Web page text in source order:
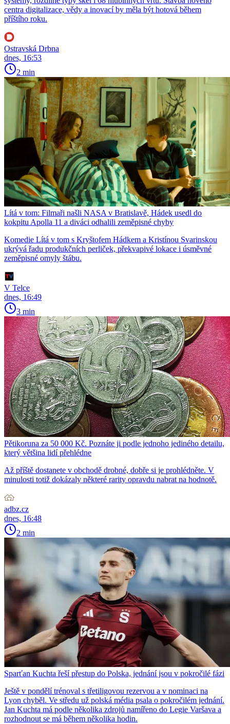
centra digitalizace, vědy a inovací by měla být hotová během
příštího roku.
Ostravská Drbna
dnes, 16:53
2 min
Lítá v tom: Filmaři našli NASA v Bratislavě, Hádek usedl do
kokpitu Apolla 11 a diváci odhalili zeměpisné chyby
Komedie Lítá v tom s Kryštofem Hádkem a Kristínou Svarinskou
ukrývá řadu produkčních perliček, překvapivé lokace i úsměvné
zeměpisné omyly štábu.
V Telce
dnes, 16:49
3 min
Pětikoruna za 50 000 Kč. Poznáte ji podle jednoho jediného detailu,
který většina lidí přehlédne
Až příště dostanete v obchodě drobné, dobře si je prohlédněte. V
minulosti totiž dokázaly některé rarity opravdu nabrat na hodnotě.
adbz.cz
dnes, 16:48
2 min
Sparťan Kuchta řeší přestup do Polska, jednání jsou v pokročilé fázi
Ještě v pondělí trénoval s třetiligovou rezervou a v nominaci na
Lyon chyběl. Ve středu už polská média psala o pokročilém jednání.
Jan Kuchta má podle několika zdrojů namířeno do Legie Varšava a
rozhodnout se má během několika hodin.